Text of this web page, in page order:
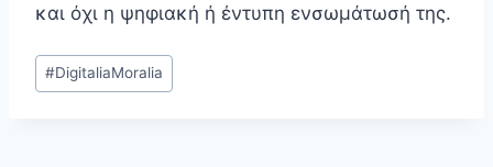
και όχι η ψηφιακή ή έντυπη ενσωμάτωσή της.
Post
Tags:
#DigitaliaMoralia